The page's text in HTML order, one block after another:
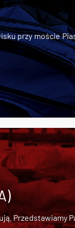
przy moście
Przedstawiamy